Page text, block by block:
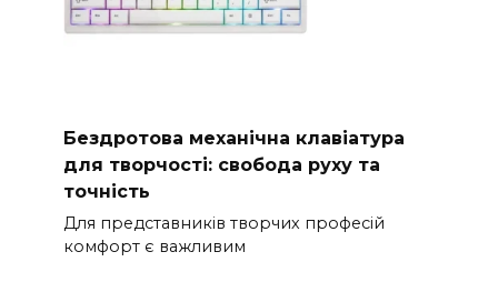
Бездротова механічна клавіатура
для творчості: свобода руху та
точність
Для представників творчих професій
комфорт є важливим